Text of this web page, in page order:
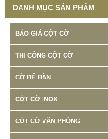
DANH MỤC SẢN PHẨM
BÁO GIÁ CỘT CỜ
THI CÔNG CỘT CỜ
CỜ ĐỂ BÀN
CỘT CỜ INOX
CỘT CỜ VĂN PHÒNG